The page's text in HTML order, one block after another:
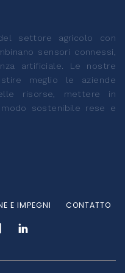
settore agricolo con
sensori connessi,
artificiale. Le nostre
meglio le aziende
risorse, mettere in
sostenibile rese e
E IMPEGNI CONTATTO